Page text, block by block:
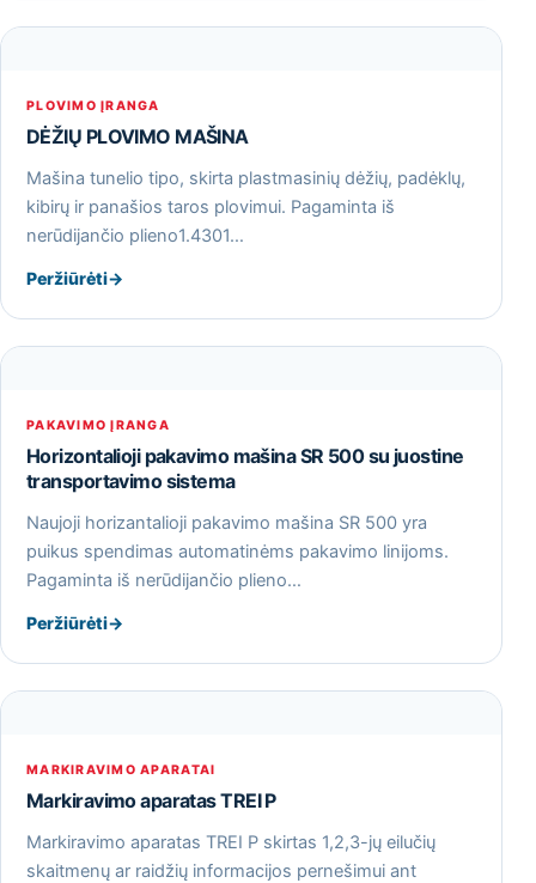
PLOVIMO ĮRANGA
DĖŽIŲ PLOVIMO MAŠINA
Mašina tunelio tipo, skirta plastmasinių dėžių, padėklų,
kibirų ir panašios taros plovimui. Pagaminta iš
nerūdijančio plieno1.4301…
Peržiūrėti→
PAKAVIMO ĮRANGA
Horizontalioji pakavimo mašina SR 500 su juostine
transportavimo sistema
Naujoji horizantalioji pakavimo mašina SR 500 yra
puikus spendimas automatinėms pakavimo linijoms.
Pagaminta iš nerūdijančio plieno…
Peržiūrėti→
MARKIRAVIMO APARATAI
Markiravimo aparatas TREI P
Markiravimo aparatas TREI P skirtas 1,2,3-jų eilučių
skaitmenų ar raidžių informacijos pernešimui ant